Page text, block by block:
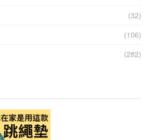
(32)
(106)
(282)